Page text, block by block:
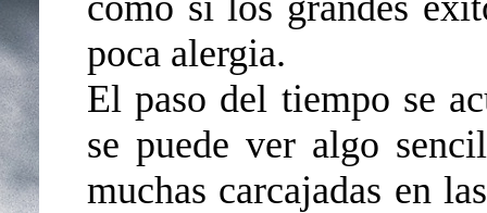
poca alergia.
El paso del tiempo se
se puede ver algo
muchas carcajadas en